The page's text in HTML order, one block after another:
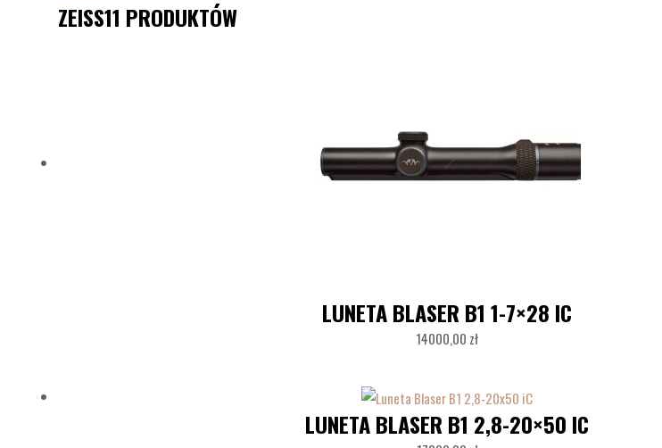
ZEISS11 PRODUKTÓW
LUNETA BLASER B1 1-7×28 IC
14000,00 zł
LUNETA BLASER B1 2,8-20×50 IC